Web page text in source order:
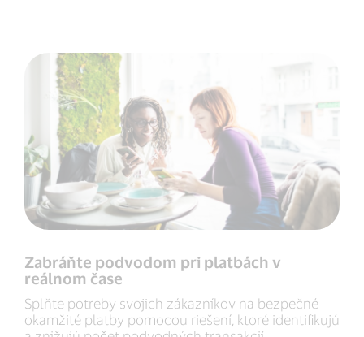
Zabráňte podvodom pri platbách v
reálnom čase
Splňte potreby svojich zákazníkov na bezpečné
okamžité platby pomocou riešení, ktoré identifikujú